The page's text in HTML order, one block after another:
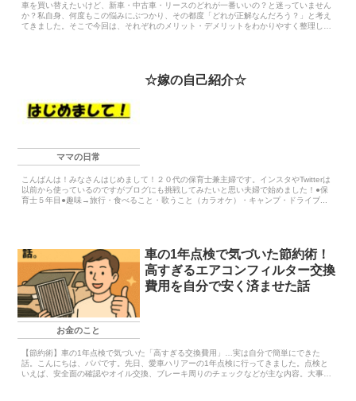
車を買い替えたいけど、新車・中古車・リースのどれが一番いいの？と迷っていません
か？私自身、何度もこの悩みにぶつかり、その都度「どれが正解なんだろう？」と考え
てきました。そこで今回は、それぞれのメリット・デメリットをわかりやすく整理し、
ママの日常
☆嫁の自己紹介☆
こんばんは！みなさんはじめまして！２０代の保育士兼主婦です。インスタやTwitterは
以前から使っているのですがブログにも挑戦してみたいと思い夫婦で始めました！●保
育士５年目●趣味→旅行・食べること・歌うこと（カラオケ）・キャンプ・ドライブ...
お金のこと
車の1年点検で気づいた節約術！
高すぎるエアコンフィルター交換
費用を自分で安く済ませた話
【節約術】車の1年点検で気づいた「高すぎる交換費用」…実は自分で簡単にできた
話。こんにちは、パパです。先日、愛車ハリアーの1年点検に行ってきました。点検と
いえば、安全面の確認やオイル交換、ブレーキ周りのチェックなどが主な内容。大事な